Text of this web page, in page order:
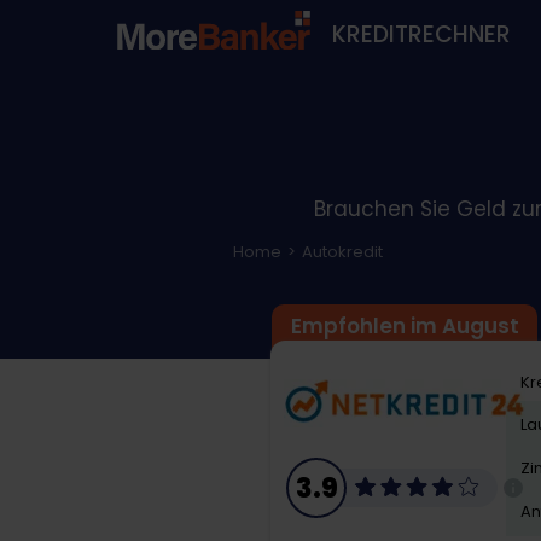
KREDITRECHNER
Brauchen Sie Geld
Home Autokredit
Empfohlen im August
3.9